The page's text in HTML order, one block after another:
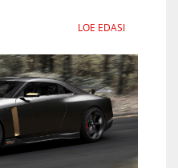
LOE EDASI